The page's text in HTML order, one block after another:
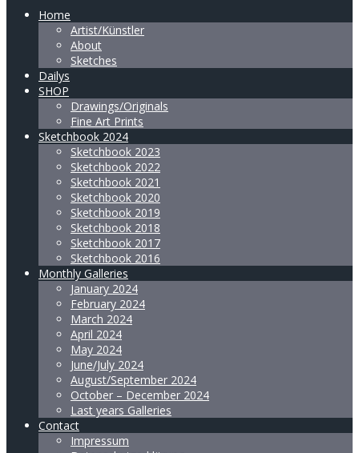
Home
Artist/Künstler
About
Sketches
Dailys
SHOP
Drawings/Originals
Fine Art Prints
Sketchbook 2024
Sketchbook 2023
Sketchbook 2022
Sketchbook 2021
Sketchbook 2020
Sketchbook 2019
Sketchbook 2018
Sketchbook 2017
Sketchbook 2016
Monthly Galleries
January 2024
February 2024
March 2024
April 2024
May 2024
June/July 2024
August/September 2024
October – December 2024
Last years Galleries
Contact
Impressum